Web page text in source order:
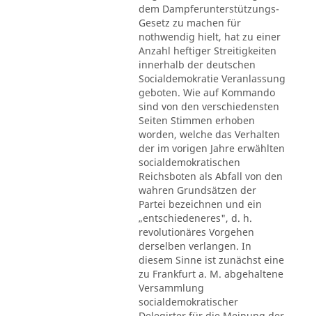
dem Dampferunterstützungs-
Gesetz zu machen für
nothwendig hielt, hat zu einer
Anzahl heftiger Streitigkeiten
innerhalb der deutschen
Socialdemokratie Veranlassung
geboten. Wie auf Kommando
sind von den verschiedensten
Seiten Stimmen erhoben
worden, welche das Verhalten
der im vorigen Jahre erwählten
socialdemokratischen
Reichsboten als Abfall von den
wahren Grundsätzen der
Partei bezeichnen und ein
„entschiedeneres", d. h.
revolutionäres Vorgehen
derselben verlangen. In
diesem Sinne ist zunächst eine
zu Frankfurt a. M. abgehaltene
Versammlung
socialdemokratischer